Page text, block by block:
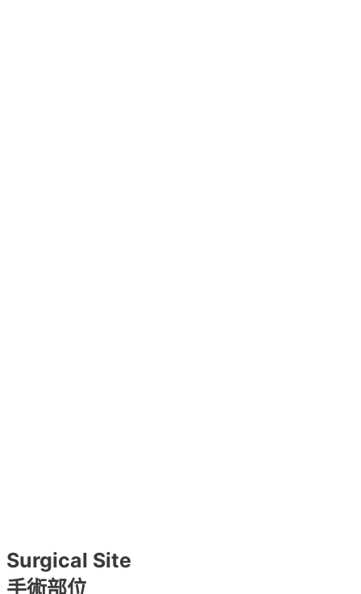
Surgical Site
手術部位